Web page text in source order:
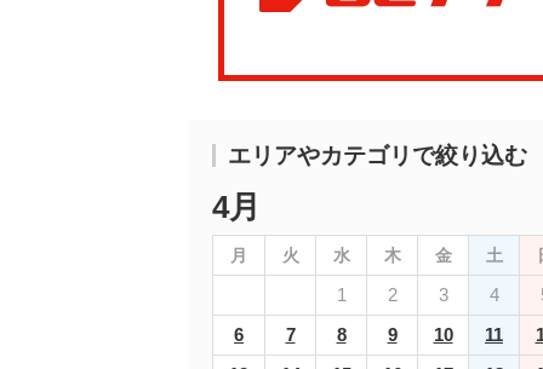
エリアやカテゴリで絞り込む
4月
月 火 水 木 金 土
1 2 3 4
6
7 8 9 10 11